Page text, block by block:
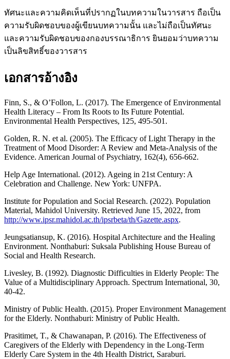
ทัศนะและความคิดเห็นที่ปรากฏในบทความในวารสาร ถือเป็น
ความรับผิดชอบของผู้เขียนบทความนั้น และไม่ถือเป็นทัศนะ
และความรับผิดชอบของกองบรรณาธิการ ยินยอมว่าบทความ
เป็นลิขสิทธิ์ของวารสาร
เอกสารอ้างอิง
Finn, S., & O’Follon, L. (2017). The Emergence of Environmental
Health Literacy – From Its Roots to Its Future Potential.
Environmental Health Perspectives, 125, 495-501.
Golden, R. N. et al. (2005). The Efficacy of Light Therapy in the
Treatment of Mood Disorder: A Review and Meta-Analysis of the
Evidence. American Journal of Psychiatry, 162(4), 656-662.
Help Age International. (2012). Ageing in 21st Century: A
Celebration and Challenge. New York: UNFPA.
Institute for Population and Social Research. (2022). Population
Material, Mahidol University. Retrieved June 15, 2022, from
http://www.ipsr.mahidol.ac.th/ipsrbeta/th/Gazette.aspx.
Jeungsatiansup, K. (2016). Hospital Architecture and the Healing
Environment. Nonthaburi: Suksala Publishing House Bureau of
Social and Health Research.
Livesley, B. (1992). Diagnostic Difficulties in Elderly People: The
Value of a Multidisciplinary Approach. Spectrum International, 30,
40-42.
Ministry of Public Health. (2015). Proper Environment Management
for the Elderly. Nonthaburi: Ministry of Public Health.
Prasitimet, T., & Chawanapan, P. (2016). The Effectiveness of
Caregivers of the Elderly with Dependency in the Long-Term
Elderly Care System in the 4th Health District, Saraburi.